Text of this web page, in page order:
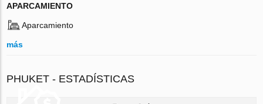
APARCAMIENTO
Aparcamiento
más
PHUKET - ESTADÍSTICAS